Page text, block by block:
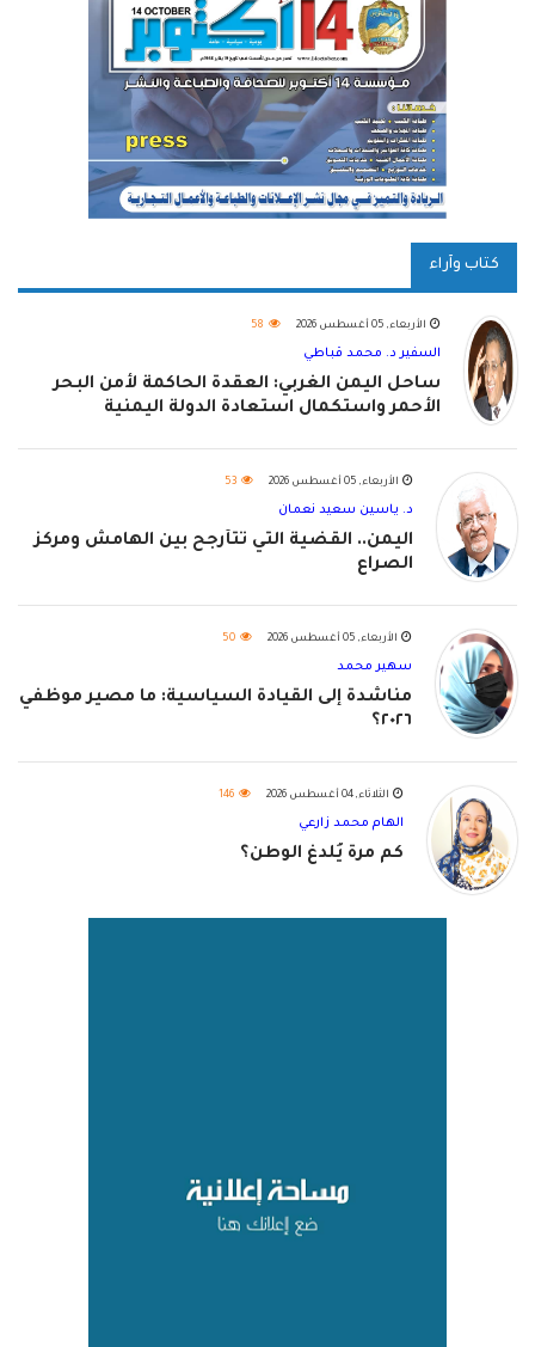
كتاب وآراء
الأربعاء, 05 أغسطس 2026 58
السفير د. محمد قباطي
ساحل اليمن الغربي: العقدة الحاكمة لأمن البحر
الأحمر واستكمال استعادة الدولة اليمنية
الأربعاء, 05 أغسطس 2026 53
د. ياسين سعيد نعمان
اليمن.. القضية التي تتأرجح بين الهامش ومركز
الصراع
الأربعاء, 05 أغسطس 2026 50
سهير محمد
مناشدة إلى القيادة السياسية: ما مصير موظفي
٢٠٢٦؟
الثلاثاء, 04 أغسطس 2026 146
الهام محمد زارعي
كم مرة يُلدغ الوطن؟